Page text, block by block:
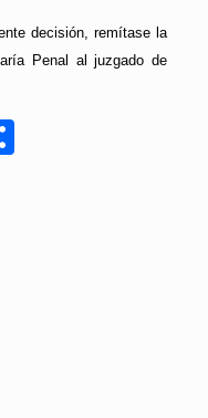
decisión, remítase la
Penal al juzgado de